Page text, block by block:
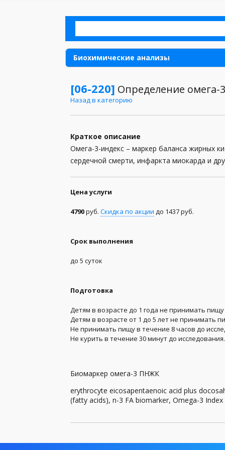
Биохимические анализы
Анализы для детей
Анализы для мужчин
Анализы кала
Анализы мочи
Генетические анализы
Гормоны
Иммунология
Инфекционные, паразитные и грибковые
Коронавирус (Covid-19)
Лекарственный мониторинг
Микробиологические исследования, посевы
Общий анализ крови
[06-220] Определение омега-
Назад в категорию
Краткое описание
Омега-3-индекс – маркер баланса жирных
сердечной смерти, инфаркта миокарда и
Цена услуги
4790руб. Скидка по акции до 1437 руб.
Срок выполнения
до 5 суток
Подготовка
Детям в возрасте до 1 года не принимать
Детям в возрасте от 1 до 5 лет не принимать
Не принимать пищу в течение 8 часов до
Не курить в течение 30 минут до исследования.
Биомаркер омега-3 ПНЖК
erythrocyte eicosapentaenoic acid plus
(fatty acids), n-3 FA biomarker, Omega-3 Index